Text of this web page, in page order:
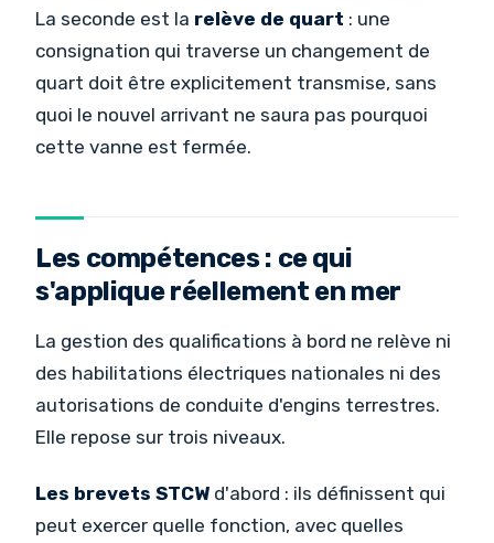
La seconde est la relève de quart : une
consignation qui traverse un changement de
quart doit être explicitement transmise, sans
quoi le nouvel arrivant ne saura pas pourquoi
cette vanne est fermée.
Les compétences : ce qui
s'applique réellement en mer
La gestion des qualifications à bord ne relève ni
des habilitations électriques nationales ni des
autorisations de conduite d'engins terrestres.
Elle repose sur trois niveaux.
Les brevets STCW d'abord : ils définissent qui
peut exercer quelle fonction, avec quelles